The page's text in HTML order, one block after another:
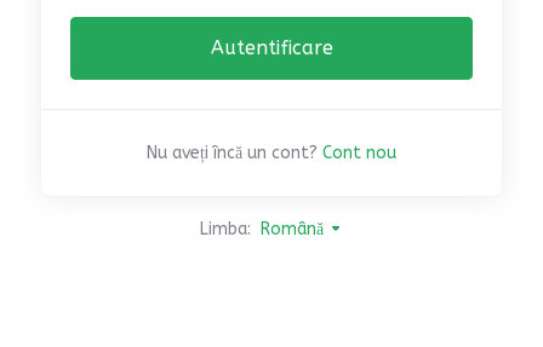
Nu aveți încă un cont? Cont nou
Limba: Română